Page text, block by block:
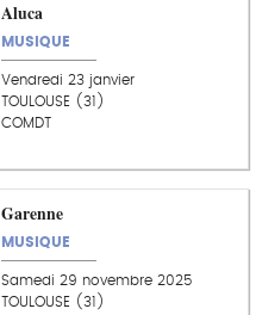
Aluca
MUSIQUE
Vendredi 23 janvier
TOULOUSE (31)
COMDT
Garenne
MUSIQUE
Samedi 29 novembre 2025
TOULOUSE (31)